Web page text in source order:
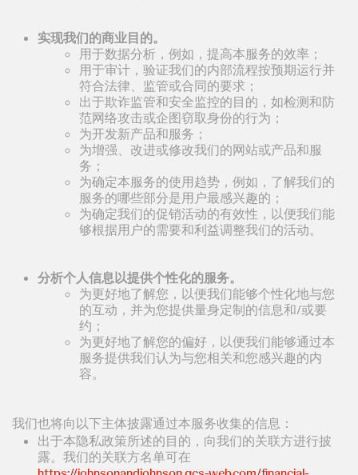
实现我们的商业目的。
用于数据分析，例如，提高本服务的效率；
用于审计，验证我们的内部流程按预期运行并
符合法律、监管或合同的要求；
出于欺诈监管和安全监控的目的，如检测和防
范网络攻击或企图窃取身份的行为；
为开发新产品和服务；
为增强、改进或修改我们的网站或产品和服
务；
为确定本服务的使用趋势，例如，了解我们的
服务的哪些部分是用户最感兴趣的；
为确定我们的促销活动的有效性，以便我们能
够根据用户的需要和利益调整我们的活动。
分析个人信息以提供个性化的服务。
为更好地了解您，以便我们能够个性化地与您
的互动，并为您提供量身定制的信息和/或要
约；
为更好地了解您的偏好，以便我们能够通过本
服务提供我们认为与您相关和您感兴趣的内
容。
我们也将向以下主体披露通过本服务收集的信息：
出于本隐私政策所述的目的，向我们的关联方进行披
露。我们的关联方名单可在